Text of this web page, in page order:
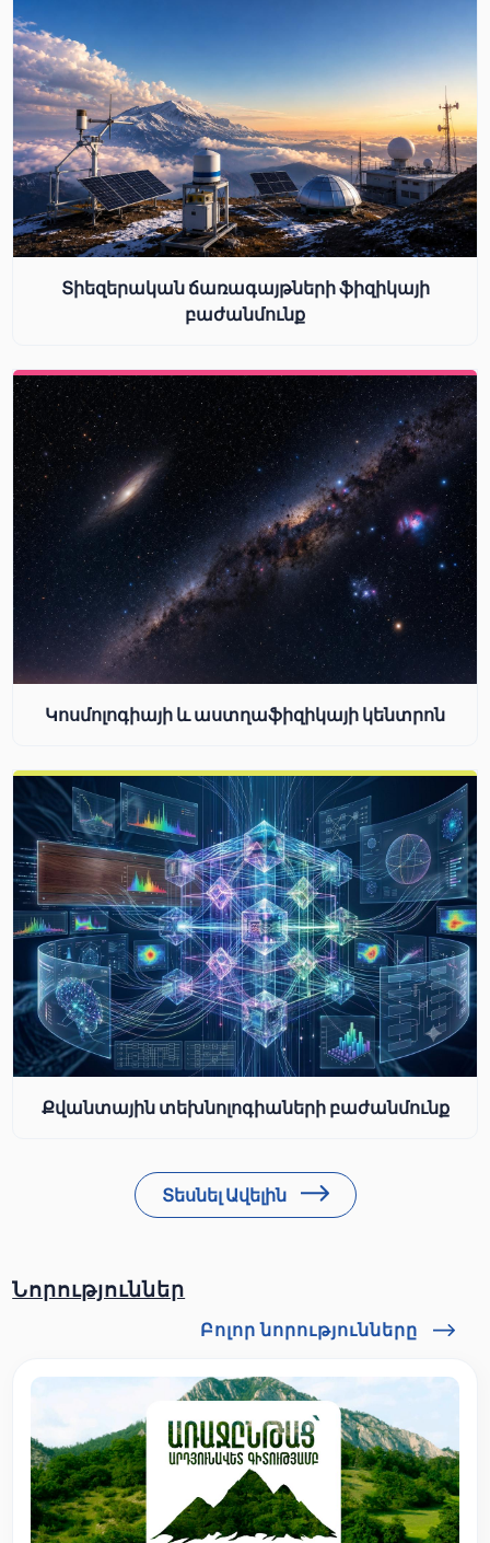
Տիեզերական ճառագայթների ֆիզիկայի
բաժանմունք
Կոսմոլոգիայի և աստղաֆիզիկայի կենտրոն
Քվանտային տեխնոլոգիաների բաժանմունք
Տեսնել Ավելին
Նորություններ
Բոլոր նորությունները